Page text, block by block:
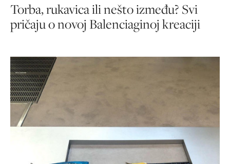
Torba, rukavica ili nešto između? Svi
pričaju o novoj Balenciaginoj kreaciji